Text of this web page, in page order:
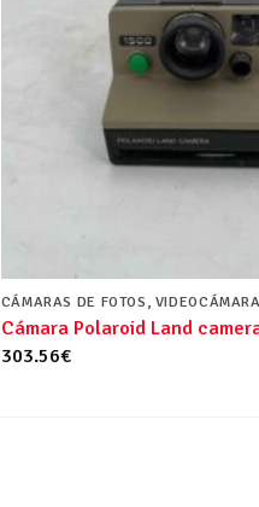
CÁMARAS DE FOTOS,
Cámara Polaroid Land
303.56€